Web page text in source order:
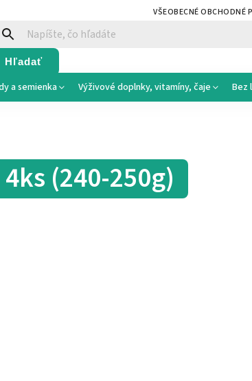
VŠEOBECNÉ OBCHODNÉ
Hľadať
a semienka Výživové doplnky, vitamíny, čaje Bez
(240-250g)